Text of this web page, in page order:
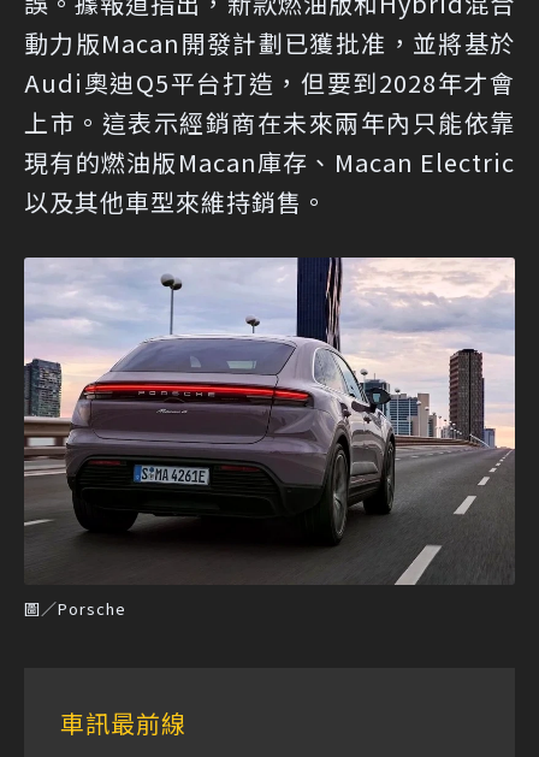
動力版Macan開發計劃已獲批准，並將基於
Audi奧迪Q5平台打造，但要到2028年才會
上市。這表示經銷商在未來兩年內只能依靠
現有的燃油版Macan庫存、Macan Electric
以及其他車型來維持銷售。
圖／Porsche
車訊最前線